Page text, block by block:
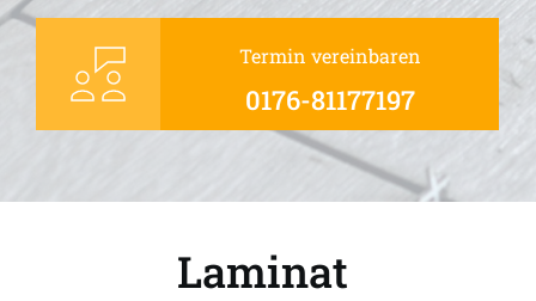
Termin vereinbaren
0176-81177197
Laminat